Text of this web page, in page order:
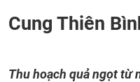
Cung Thiên
Thu hoạch quả ngọt từ